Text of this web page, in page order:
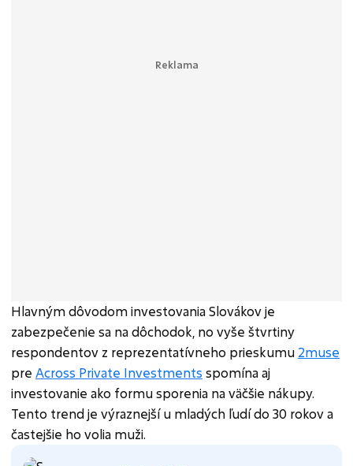
Hlavným dôvodom investovania Slovákov je
zabezpečenie sa na dôchodok, no vyše štvrtiny
respondentov z reprezentatívneho prieskumu 2muse
pre Across Private Investments spomína aj
investovanie ako formu sporenia na väčšie nákupy.
Tento trend je výraznejší u mladých ľudí do 30 rokov a
častejšie ho volia muži.